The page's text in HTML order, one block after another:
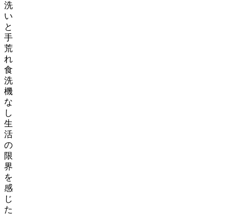
洗
い
と
手
荒
れ…
食
洗
機
な
し
生
活
の
限
界
を
感
じ
た